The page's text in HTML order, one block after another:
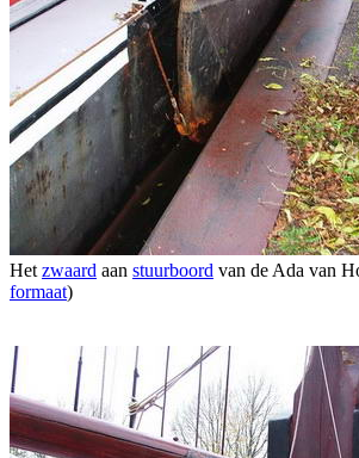
Het zwaard aan stuurboord van de Ada van
formaat)